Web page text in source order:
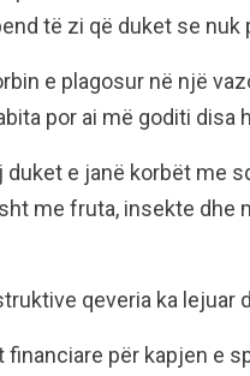
të zi që duket se nuk
e plagosur në një
por ai më goditi disa
e janë korbët me
me fruta, insekte dhe
qeveria ka lejuar
financiare për kapjen e